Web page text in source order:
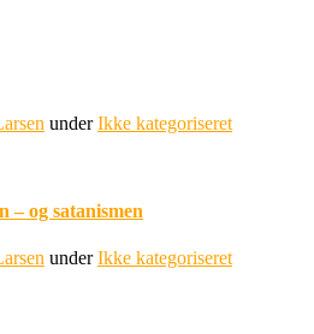
underIkke kategoriseret
– og satanismen
underIkke kategoriseret